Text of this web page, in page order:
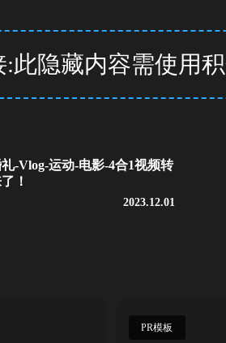
:此隐藏内容需使用
-Vlog-运动-电影-4合1视频转
！
2023.12.01
PR模板